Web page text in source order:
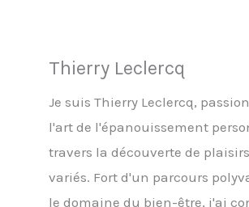
Thierry Leclercq
Je suis Thierry Leclercq,
l'art de l'épanouissement
travers la découverte de
variés. Fort d'un parcours
le domaine du bien-être, j'ai